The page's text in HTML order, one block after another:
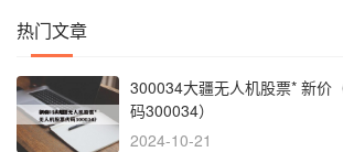
热门文章
300034大疆无人机股票* 新价
码300034）
2024-10-21